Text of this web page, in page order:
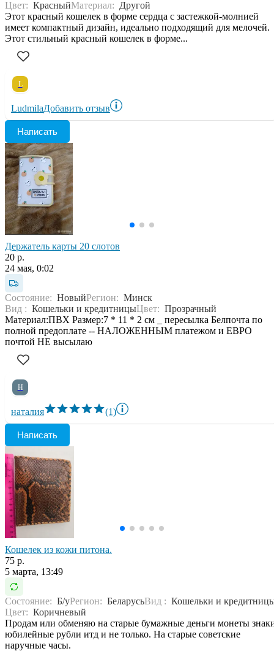
Цвет: КрасныйМатериал: Другой
Этот красный кошелек в форме сердца с застежкой-молнией
имеет компактный дизайн, идеально подходящий для мелочей.
Этот стильный красный кошелек в форме...
L
LudmilaДобавить отзыв
Написать
Держатель карты 20 слотов
20 р.
24 мая, 0:02
Состояние: НовыйРегион: Минск
Вид : Кошельки и кредитницыЦвет: Прозрачный
Материал:ПВХ Размер:7 * 11 * 2 см _ пересылка Белпочта по
полной предоплате -- НАЛОЖЕННЫМ платежом и ЕВРО
почтой НЕ высылаю
Н
наталия (1)
Написать
Кошелек из кожи питона.
75 р.
5 марта, 13:49
Состояние: Б/уРегион: БеларусьВид : Кошельки и
Цвет: Коричневый
Продам или обменяю на старые бумажные деньги монеты
юбилейные рубли итд и не только. На старые советские
наручные часы.